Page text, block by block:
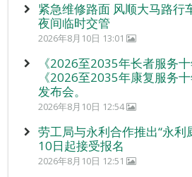
紧急维修路面 风顺大马路行
夜间临时交管
2026年8月10日 13:01
《2026至2035年长者服务
《2026至2035年康复服务
发布会。
2026年8月10日 12:54
劳工局与永利合作推出“永利
10日起接受报名
2026年8月10日 12:51